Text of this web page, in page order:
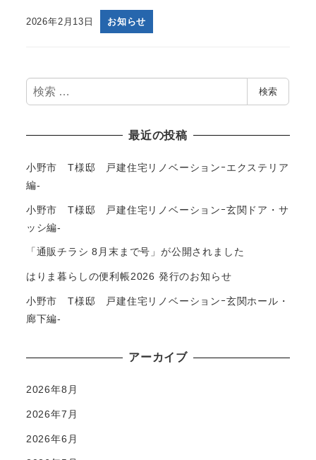
2026年2月13日 お知らせ
検
索
検索
最近の投稿
小野市 T様邸 戸建住宅リノベーションｰエクステリア
編-
小野市 T様邸 戸建住宅リノベーションｰ玄関ドア・サ
ッシ編-
「通販チラシ 8月末まで号」が公開されました
はりま暮らしの便利帳2026 発行のお知らせ
小野市 T様邸 戸建住宅リノベーションｰ玄関ホール・
廊下編-
アーカイブ
2026年8月
2026年7月
2026年6月